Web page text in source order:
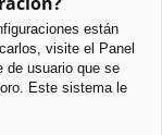
están
visite el Panel
de usuario que se
Este sistema le